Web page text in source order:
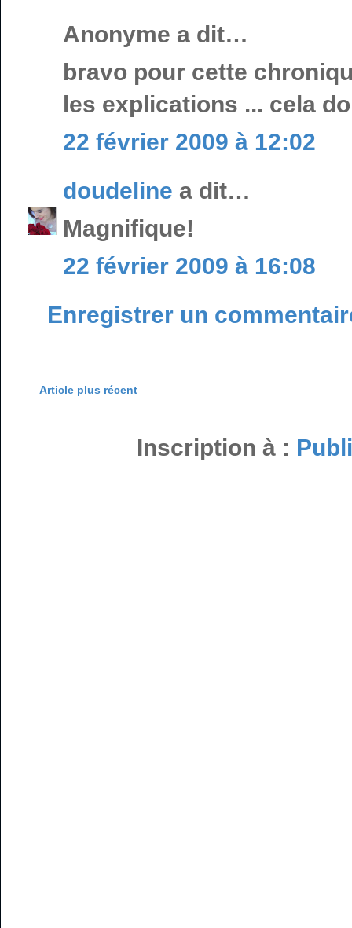
Anonyme a dit…
bravo pour cette
les explications ... cela
22 février 2009 à 12:02
doudeline a dit…
Magnifique!
22 février 2009 à 16:08
Enregistrer un
Article plus récent
Inscription à :